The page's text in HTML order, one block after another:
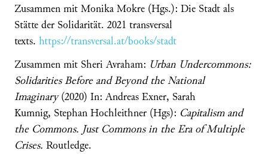
Zusammen mit Monika Mokre (Hgs.): Die Stadt als
Stätte der Solidarität. 2021 transversal
texts. https://transversal.at/books/stadt
Zusammen mit Sheri Avraham: Urban Undercommons:
Solidarities Before and Beyond the National
Imaginary(2020) In: Andreas Exner, Sarah
Kumnig, Stephan Hochleithner (Hgs): Capitalism and
the Commons. Just Commons in the Era of Multiple
Crises. Routledge.